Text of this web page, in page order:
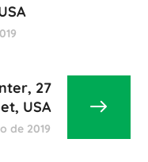
27
USA
de 2019